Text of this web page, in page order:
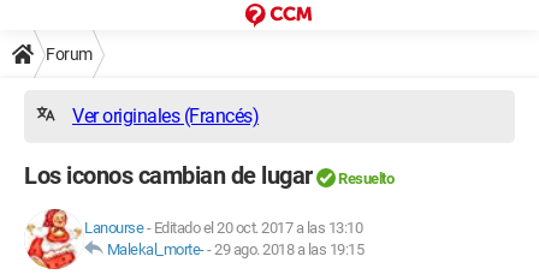
Forum
Ver originales (Francés)
Los iconos cambian de lugar Resuelto
Lanourse- Editado el 20 oct. 2017 a las 13:10
Malekal_morte--29 ago. 2018 a las 19:15